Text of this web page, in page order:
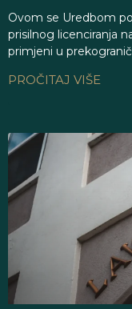
Ovom se Uredbom
prisilnog licenciranja
primjeni u
PROČITAJ VIŠE